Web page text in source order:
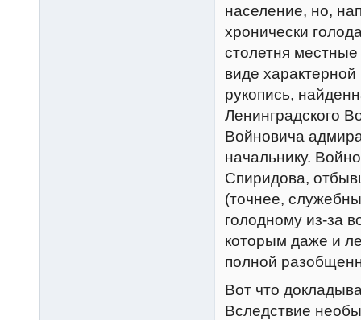
население, но,
хронически
столетня
виде
рукопись,
Ленинградского
Войновича
начальнику.
Спиридова,
(точнее,
голодному из-за
которым даже и
полной
Вот что
Вследствие